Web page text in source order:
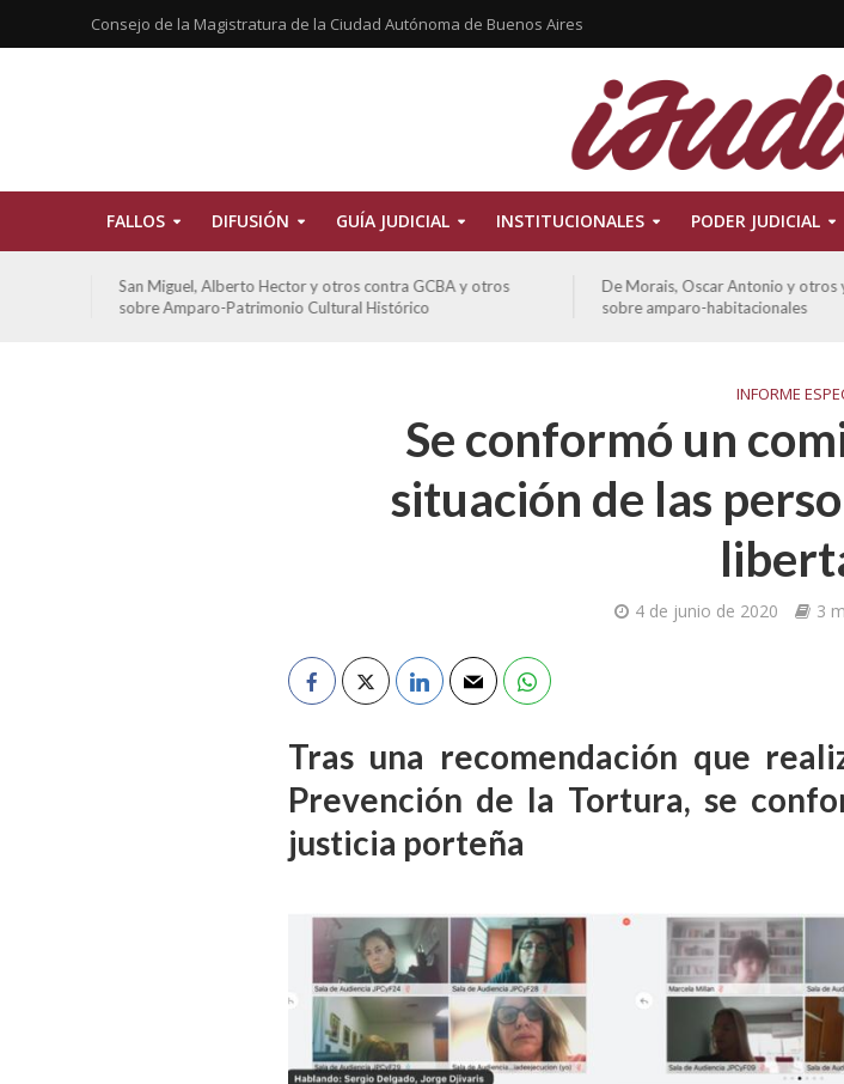
Consejo de la Magistratura de la Ciudad Autónoma de Buenos Aires
FALLOS DIFUSIÓN GUÍA JUDICIAL INSTITUCIONALES PODER JUDICIAL
San Miguel, Alberto Hector y otros contra GCBA y otros
sobre Amparo-Patrimonio Cultural Histórico
De Morais, Oscar Antonio y otros
sobre amparo-habitacionales
INFORME
Se conformó un
situación de las
4 de junio de 2020 3
Tras una recomendación que
Prevención de la Tortura, se
justicia porteña